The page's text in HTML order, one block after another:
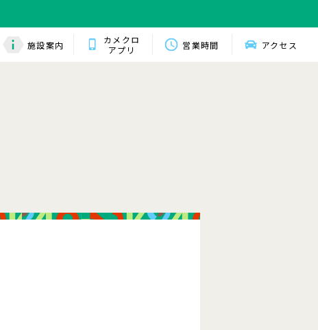
施設案内
カメクロ
アプリ
営業時間 アクセス